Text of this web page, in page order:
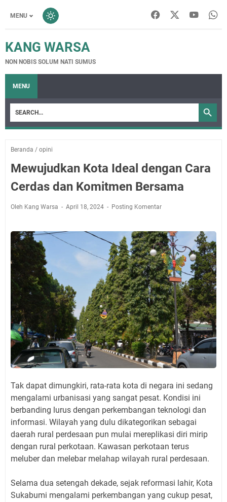
MENU
KANG WARSA
NON NOBIS SOLUM NATI SUMUS
MENU
Beranda / opini
Mewujudkan Kota Ideal dengan Cara
Cerdas dan Komitmen Bersama
Oleh Kang Warsa April 18, 2024 Posting Komentar
Tak dapat dimungkiri, rata-rata kota di negara ini sedang
mengalami urbanisasi yang sangat pesat. Kondisi ini
berbanding lurus dengan perkembangan teknologi dan
informasi. Wilayah yang dulu dikategorikan sebagai
daerah rural perdesaan pun mulai mereplikasi diri mirip
dengan rural perkotaan. Kawasan perkotaan terus
meluber dan melebar melahap wilayah rural perdesaan.
Selama dua setengah dekade, sejak reformasi lahir, Kota
Sukabumi mengalami perkembangan yang cukup pesat,